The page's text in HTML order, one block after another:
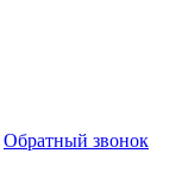
Обратный звонок